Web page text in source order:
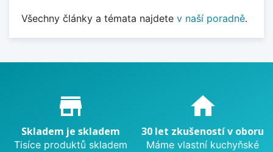
Všechny články a témata najdete v naší poradně.
Proč nakupovat u nás?
store_mall_directory
Skladem je skladem
Tisíce produktů skladem
home
30 let zkušeností v oboru
Máme vlastní kuchyňské